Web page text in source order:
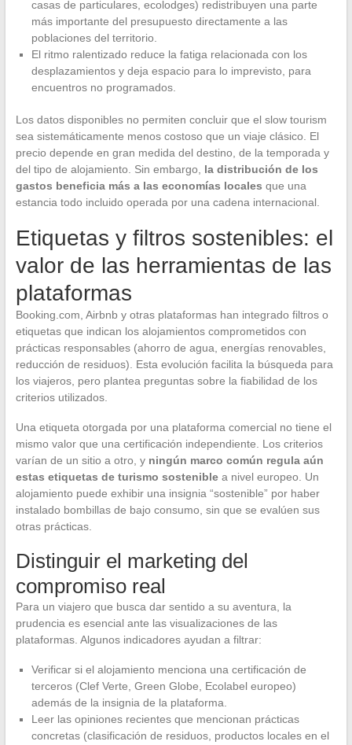
casas de particulares, ecolodges) redistribuyen una parte
más importante del presupuesto directamente a las
poblaciones del territorio.
El ritmo ralentizado reduce la fatiga relacionada con los
desplazamientos y deja espacio para lo imprevisto, para
encuentros no programados.
Los datos disponibles no permiten concluir que el slow tourism
sea sistemáticamente menos costoso que un viaje clásico. El
precio depende en gran medida del destino, de la temporada y
del tipo de alojamiento. Sin embargo, la distribución de los
gastos beneficia más a las economías locales que una
estancia todo incluido operada por una cadena internacional.
Etiquetas y filtros sostenibles: el
valor de las herramientas de las
plataformas
Booking.com, Airbnb y otras plataformas han integrado filtros o
etiquetas que indican los alojamientos comprometidos con
prácticas responsables (ahorro de agua, energías renovables,
reducción de residuos). Esta evolución facilita la búsqueda para
los viajeros, pero plantea preguntas sobre la fiabilidad de los
criterios utilizados.
Una etiqueta otorgada por una plataforma comercial no tiene el
mismo valor que una certificación independiente. Los criterios
varían de un sitio a otro, y ningún marco común regula aún
estas etiquetas de turismo sosteniblea nivel europeo. Un
alojamiento puede exhibir una insignia “sostenible” por haber
instalado bombillas de bajo consumo, sin que se evalúen sus
otras prácticas.
Distinguir el marketing del
compromiso real
Para un viajero que busca dar sentido a su aventura, la
prudencia es esencial ante las visualizaciones de las
plataformas. Algunos indicadores ayudan a filtrar:
Verificar si el alojamiento menciona una certificación de
terceros (Clef Verte, Green Globe, Ecolabel europeo)
además de la insignia de la plataforma.
Leer las opiniones recientes que mencionan prácticas
concretas (clasificación de residuos, productos locales en el